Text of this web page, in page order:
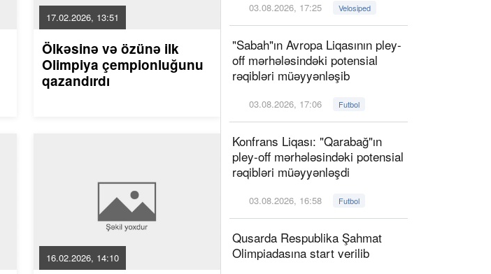
17.02.2026, 13:51
Ölkəsinə və özünə ilk
Olimpiya çempionluğunu
qazandırdı
16.02.2026, 14:10
03.08.2026, 17:25 Velosiped
"Sabah"ın Avropa Liqasının pley-
off mərhələsindəki potensial
rəqibləri müəyyənləşib
03.08.2026, 17:06 Futbol
Konfrans Liqası: "Qarabağ"ın
pley-off mərhələsindəki potensial
rəqibləri müəyyənləşdi
03.08.2026, 16:58 Futbol
Qusarda Respublika Şahmat
Olimpiadasına start verilib